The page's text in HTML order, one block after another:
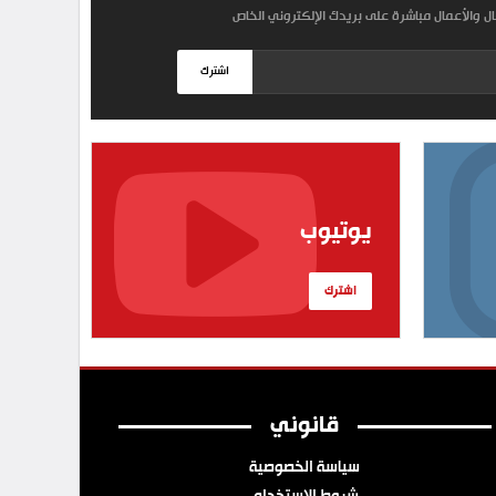
والأعمال مباشرة على بريدك الإلكتروني الخاص
اشترك
يوتيوب
اشترك
قانوني
سياسة الخصوصية